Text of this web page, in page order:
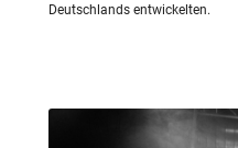
Deutschlands entwickelten.